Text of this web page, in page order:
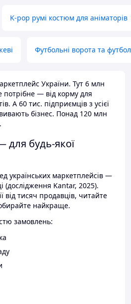
K-pop румі костюм для аніматорів
Футбольні ворота та
України. Тут 6 млн
потрібне — від корму для
А 60 тис. підприємців з усієї
бізнес. Понад 120 млн
для будь-якої
українських маркетплейсів —
(дослідження Kantar, 2025).
від тисяч продавців, читайте
обирайте найкраще.
замовлень: